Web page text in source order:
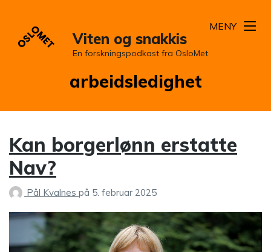
Viten og snakkis
En forskningspodkast fra OsloMet
MENY
Stikkord:
arbeidsledighet
Kan borgerlønn erstatte
Nav?
Pål Kvalnes på 5. februar 2025